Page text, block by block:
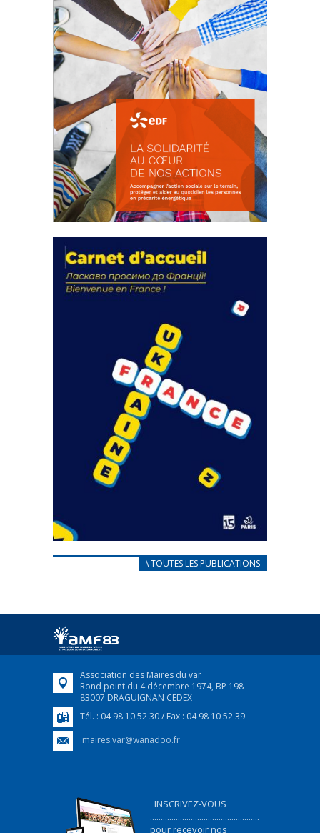
actions
18 septembre 2023
FEUILLETER
CARNET D’ACCUEIL
Afin d’accompagner au mieux les réfugiés
FEUILLETER
\ TOUTES LES PUBLICATIONS
Association des Maires du var
Rond point du 4 décembre 1974, BP 198
83007 DRAGUIGNAN CEDEX
Tél. : 04 98 10 52 30 / Fax : 04 98 10 52 39
maires.var@wanadoo.fr
INSCRIVEZ-VOUS
...................................................
pour recevoir nos